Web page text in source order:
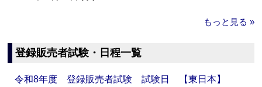
もっと見る »
登録販売者試験・日程一覧
令和8年度 登録販売者試験 試験日 【東日本】